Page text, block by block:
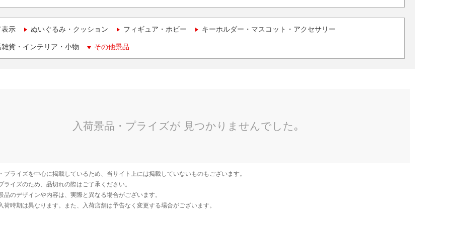
表示 ぬいぐるみ・クッション フィギュア・ホビー キーホルダー・マスコット・アクセサリー
貨・インテリア・小物 その他景品